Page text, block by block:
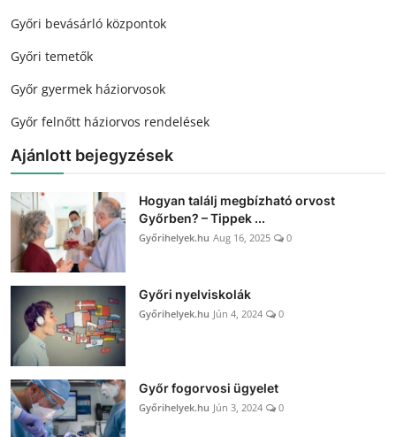
Győri bevásárló központok
Győri temetők
Győr gyermek háziorvosok
Győr felnőtt háziorvos rendelések
Ajánlott bejegyzések
Hogyan találj megbízható orvost
Győrben? – Tippek ...
Győrihelyek.hu Aug 16, 2025 0
Győri nyelviskolák
Győrihelyek.hu Jún 4, 2024 0
Győr fogorvosi ügyelet
Győrihelyek.hu Jún 3, 2024 0